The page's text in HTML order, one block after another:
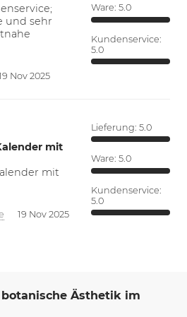
und sehr
Nov 2025
Ware: 5.0
Kundenservice:
5.0
mit
mit
19 Nov 2025
Lieferung: 5.0
Ware: 5.0
Kundenservice:
5.0
Ästhetik im